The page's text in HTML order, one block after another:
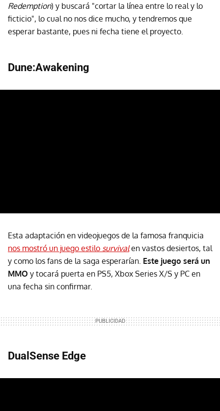
Redemption) y buscará "cortar la línea entre lo real y lo
ficticio", lo cual no nos dice mucho, y tendremos que
esperar bastante, pues ni fecha tiene el proyecto.
Dune:Awakening
Esta adaptación en videojuegos de la famosa franquicia
nos mostró un juego estilo survivalen vastos desiertos, tal
y como los fans de la saga esperarían. Este juego será un
MMO y tocará puerta en PS5, Xbox Series X/S y PC en
una fecha sin confirmar.
DualSense Edge